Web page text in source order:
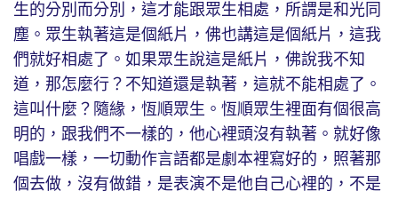
生的分別而分別，這才能跟眾生相處，所謂是和光同
塵。眾生執著這是個紙片，佛也講這是個紙片，這我
們就好相處了。如果眾生說這是紙片，佛說我不知
道，那怎麼行？不知道還是執著，這就不能相處了。
這叫什麼？隨緣，恆順眾生。恆順眾生裡面有個很高
明的，跟我們不一樣的，他心裡頭沒有執著。就好像
唱戲一樣，一切動作言語都是劇本裡寫好的，照著那
個去做，沒有做錯，是表演不是他自己心裡的，不是